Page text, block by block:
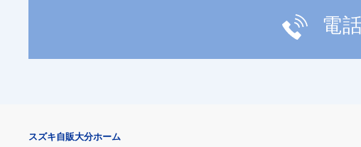
電
スズキ自販大分ホーム